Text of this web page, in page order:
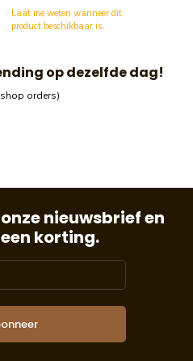
Laat me weten wanneer dit
product beschikbaar is.
op dezelfde dag!
orders)
nieuwsbrief en
korting.